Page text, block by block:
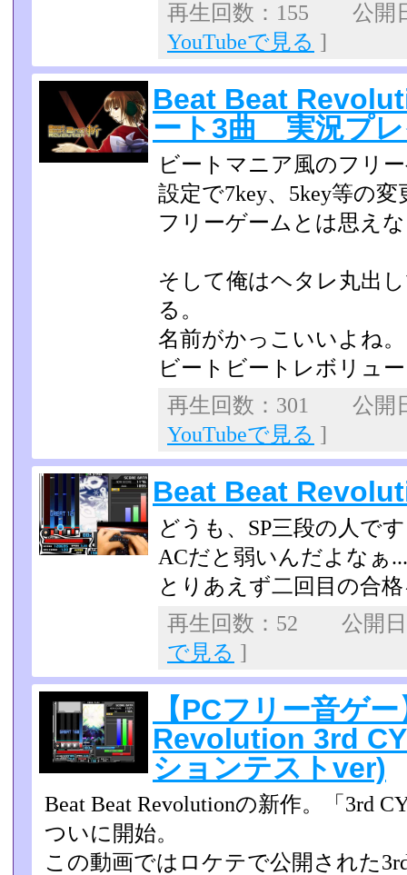
再生回数：155 公開
YouTubeで見る ]
Beat Beat
ート3曲 実況プ
ビートマニア風のフリ
設定で7key、5key等の変
フリーゲームとは思え
そして俺はヘタレ丸出
る。
名前がかっこいいよね。
ビートビートレボリ
再生回数：301 公開
YouTubeで見る ]
Beat Beat
どうも、SP三段の人で
ACだと弱いんだよなぁ...
とりあえず二回目の合
再生回数：52 公開
で見る ]
【PCフリー音ゲ
Revolution 3rd
ションテストver)
Beat Beat Revolutionの新作。「3rd
ついに開始。
この動画ではロケテで公開された